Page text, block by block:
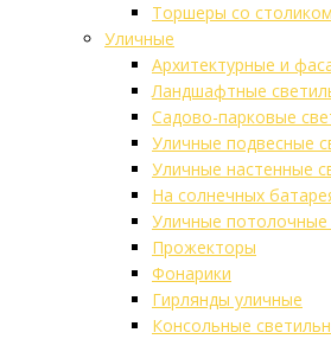
Торшеры со столиком
Уличные
Архитектурные и
Ландшафтные
Садово-парковые
Уличные подвесные
Уличные настенные
На солнечных
Уличные потолочные
Прожекторы
Фонарики
Гирлянды уличные
Консольные